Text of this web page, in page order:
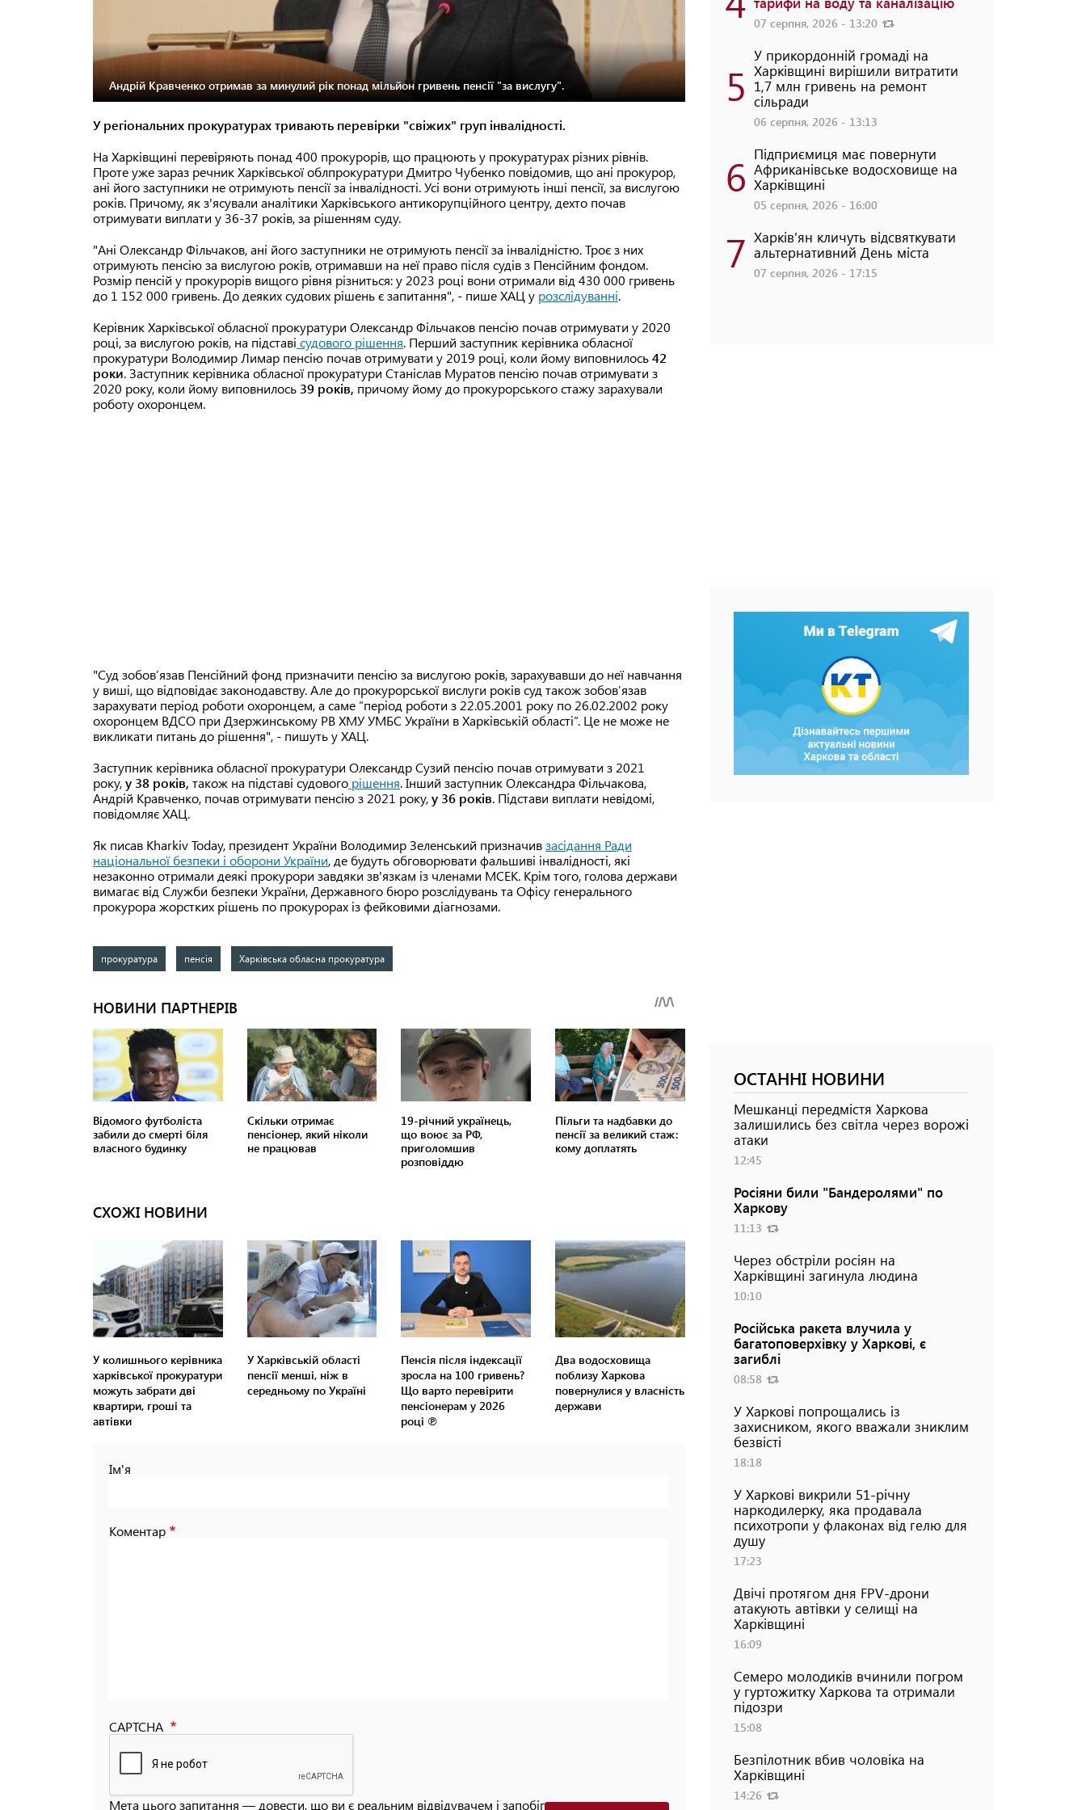
Андрій Кравченко отримав за минулий рік понад мільйон гривень пенсії "за вислугу".
У регіональних прокуратурах тривають перевірки "свіжих" груп інвалідності.
На Харківщині перевіряють понад 400 прокурорів, що працюють у прокуратурах різних рівнів.
Проте уже зараз речник Харківської облпрокуратури Дмитро Чубенко повідомив, що ані прокурор,
ані його заступники не отримують пенсії за інвалідності. Усі вони отримують інші пенсії, за вислугою
років. Причому, як з'ясували аналітики Харківського антикорупційного центру, дехто почав
отримувати виплати у 36-37 років, за рішенням суду.
"Ані Олександр Фільчаков, ані його заступники не отримують пенсії за інвалідністю. Троє з них
отримують пенсію за вислугою років, отримавши на неї право після судів з Пенсійним фондом.
Розмір пенсій у прокурорів вищого рівня різниться: у 2023 році вони отримали від 430 000 гривень
до 1 152 000 гривень. До деяких судових рішень є запитання", - пише ХАЦ у розслідуванні.
Керівник Харківської обласної прокуратури Олександр Фільчаков пенсію почав отримувати у 2020
році, за вислугою років, на підставі судового рішення. Перший заступник керівника обласної
прокуратури Володимир Лимар пенсію почав отримувати у 2019 році, коли йому виповнилось42
роки. Заступник керівника обласної прокуратури Станіслав Муратов пенсію почав отримувати з
2020 року, коли йому виповнилось 39 років, причому йому до прокурорського стажу зарахували
роботу охоронцем.
"Суд зобов’язав Пенсійний фонд призначити пенсію за вислугою років, зарахувавши до неї навчання
у виші, що відповідає законодавству. Але до прокурорської вислуги років суд також зобов’язав
зарахувати період роботи охоронцем, а саме “період роботи з 22.05.2001 року по 26.02.2002 року
охоронцем ВДСО при Дзержинському РВ ХМУ УМБС України в Харківській області”. Це не може не
викликати питань до рішення", - пишуть у ХАЦ.
Заступник керівника обласної прокуратури Олександр Сузий пенсію почав отримувати з 2021
року,у 38 років, також на підставі судового рішення. Інший заступник Олександра Фільчакова,
Андрій Кравченко, почав отримувати пенсію з 2021 року,у 36 років. Підстави виплати невідомі,
повідомляє ХАЦ.
Як писав Kharkiv Today, президент України Володимир Зеленський призначивзасідання Ради
національної безпеки і оборони України, де будуть обговорювати фальшиві інвалідності, які
незаконно отримали деякі прокурори завдяки зв'язкам із членами МСЕК. Крім того, голова держави
вимагає від Служби безпеки України, Державного бюро розслідувань та Офісу генерального
прокурора жорстких рішень по прокурорах із фейковими діагнозами.
прокуратура пенсія Харківська обласна прокуратура
СХОЖІ НОВИНИ
У колишнього керівника
харківської прокуратури
можуть забрати дві
квартири, гроші та
автівки
У Харківській області
пенсії менші, ніж в
середньому по Україні
Пенсія після індексації
зросла на 100 гривень?
Що варто перевірити
пенсіонерам у 2026
році ℗
Два водосховища
поблизу Харкова
повернулися у власність
держави
Ім'я
Коментар
CAPTCHA
Мета цього запитання — довести, що ви є реальним відвідувачем і запобігти автоматизованим
07 серпня, 2026 - 13:20
5
У прикордонній громаді на
Харківщині вирішили витратити
1,7 млн гривень на ремонт
сільради
06 серпня, 2026 - 13:13
6 Підприємиця має повернути
Африканівське водосховище на
Харківщині
05 серпня, 2026 - 16:00
7 Харків'ян кличуть відсвяткувати
альтернативний День міста
07 серпня, 2026 - 17:15
ОСТАННІ НОВИНИ
Мешканці передмістя Харкова
залишились без світла через ворожі
атаки
12:45
Росіяни били "Бандеролями" по
Харкову
11:13
Через обстріли росіян на
Харківщині загинула людина
10:10
Російська ракета влучила у
багатоповерхівку у Харкові, є
загиблі
08:58
У Харкові попрощались із
захисником, якого вважали зниклим
безвісті
18:18
У Харкові викрили 51-річну
наркодилерку, яка продавала
психотропи у флаконах від гелю для
душу
17:23
Двічі протягом дня FPV-дрони
атакують автівки у селищі на
Харківщині
16:09
Семеро молодиків вчинили погром
у гуртожитку Харкова та отримали
підозри
15:08
Безпілотник вбив чоловіка на
Харківщині
14:26